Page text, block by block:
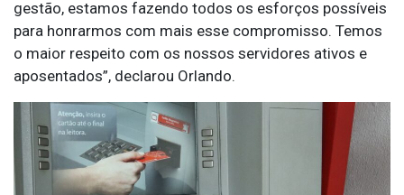
gestão, estamos fazendo todos os esforços possíveis
para honrarmos com mais esse compromisso. Temos
o maior respeito com os nossos servidores ativos e
aposentados”, declarou Orlando.